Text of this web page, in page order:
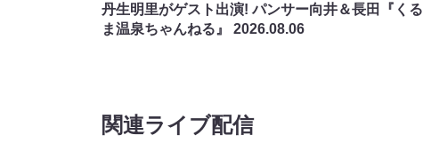
丹生明里がゲスト出演! パンサー向井＆長田『くる
ま温泉ちゃんねる』 2026.08.06
関連ライブ配信